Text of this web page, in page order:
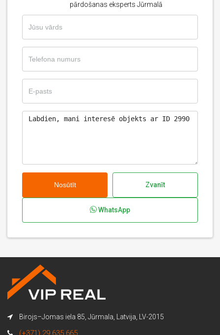
pārdošanas eksperts Jūrmalā
Nosūtīt Zvanīt
WhatsApp
Birojs–Jomas iela 85, Jūrmala, Latvija, LV-2015
(+371) 29 635 665